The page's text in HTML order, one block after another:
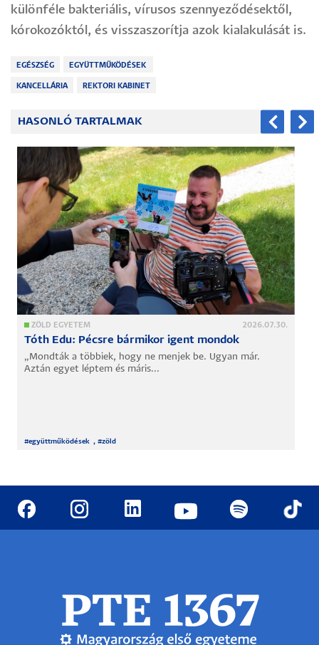
különféle bakteriális, vírusos szennyeződésektől,
kórokozóktól, és visszaszorítja azok kialakulását is.
EGÉSZSÉG EGYÜTTMŰKÖDÉSEK
KANCELLÁRIA REKTORI KABINET
HASONLÓ TARTALMAK
ZÖLD EGYETEM 2026.07.30.
Tóth Edu: Pécsre bármikor igent mondok
„Mondták a többiek, hogy ne menjek be. Ugyan már.
Aztán egyet léptem és máris...
#együttműködések , #zöld